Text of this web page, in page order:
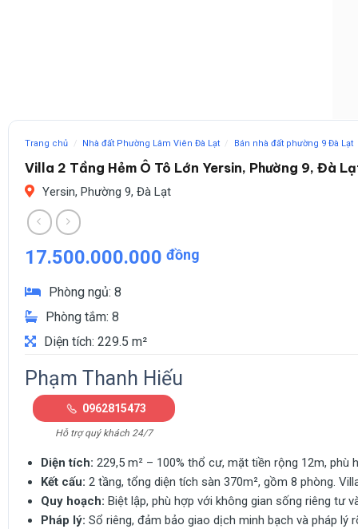
Trang chủ / Nhà đất Phường Lâm Viên Đà Lạt / Bán nhà đất phường 9 Đà Lạt
Villa 2 Tầng Hẻm Ô Tô Lớn Yersin, Phường 9, Đà
Yersin, Phường 9, Đà Lạt
17.500.000.000 đồng
Phòng ngủ: 8
Phòng tắm: 8
Diện tích: 229.5 m²
Phạm Thanh Hiếu
0962815473
Hỗ trợ quý khách 24/7
Diện tích: 229,5 m² – 100% thổ cư, mặt tiền rộng 12m,
Kết cấu: 2 tầng, tổng diện tích sàn 370m², gồm 8 phòng.
Quy hoạch: Biệt lập, phù hợp với không gian sống riêng tư
Pháp lý: Sổ riêng, đảm bảo giao dịch minh bạch và pháp lý